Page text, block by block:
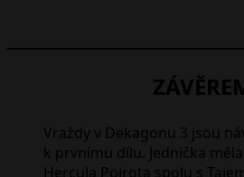
Vraždy v Dekagonu 3 jsou
k prvnímu dílu. Jednička
Hercula Poirota spolu s